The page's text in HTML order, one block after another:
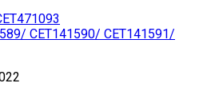
CET141590/ CET141591/